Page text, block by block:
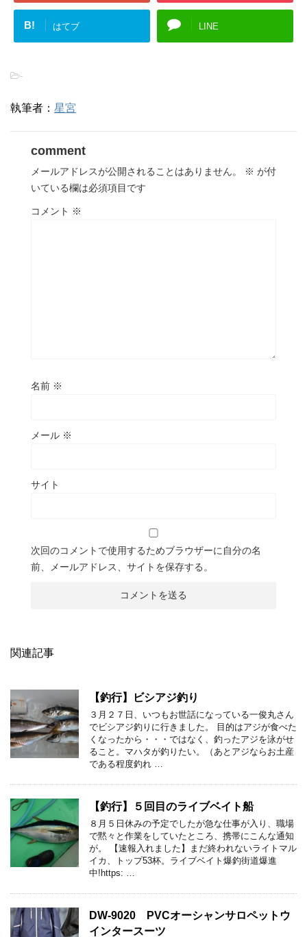
B! はてブ LINE
-
執筆者： 星宮
comment
メールアドレスが公開されることはありません。 ※ が付
いている欄は必須項目です
コメント ※
名前 ※
メール ※
サイト
次回のコメントで使用するためブラウザーに自分の名
前、メールアドレス、サイトを保存する。
関連記事
【釣行】ビシアジ釣り
３月２７日、いつもお世話になっている一俊丸さん
でビシアジ釣りに行きました。 目的はアジが食べた
くなったから・・・ではなく、釣ったアジを泳がせ
ること。マハタが釣りたい。（あとアジならお土産
である程度釣れ …
【釣行】５回目のライブベイト船
８月５日休みの予定でしたが急な仕事が入り、職場
で黙々と作業をしていたところ、携帯にこんな通知
が。 【速報入れました】まだ終われないライトマル
イカ、トップ53杯。ライブベイト爆釣街道爆進
中!https: …
DW-9020 PVCオーシャンサロペットウ
インタースーツ